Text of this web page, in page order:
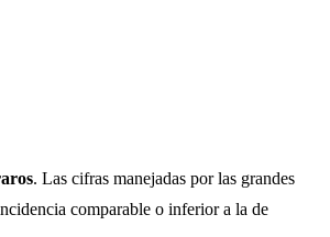
. Las cifras manejadas por las grandes
comparable o inferior a la de